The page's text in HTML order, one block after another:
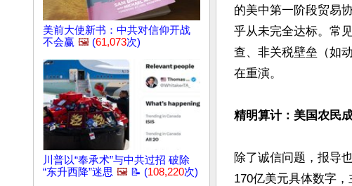
美前大使新书：中共对信仰开战
不会赢 🖼️ (61,073次)
川普以“奉承术”与中共过招 破除
“东升西降”迷思 🖼️ 📝 (108,220次)
的美中第一阶段贸易
乎从未完全达标。常
查、非关税壁垒（如
在重演。
精明算计：美国农民
除了诚信问题，报导
170亿美元具体数字